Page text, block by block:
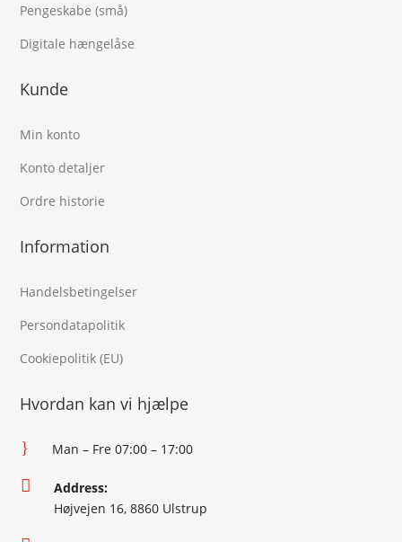
Pengeskabe (små)
Digitale hængelåse
Kunde
Min konto
Konto detaljer
Ordre historie
Information
Handelsbetingelser
Persondatapolitik
Cookiepolitik (EU)
Hvordan kan vi hjælpe
} Man – Fre 07:00 – 17:00

Address:
Højvejen 16, 8860 Ulstrup